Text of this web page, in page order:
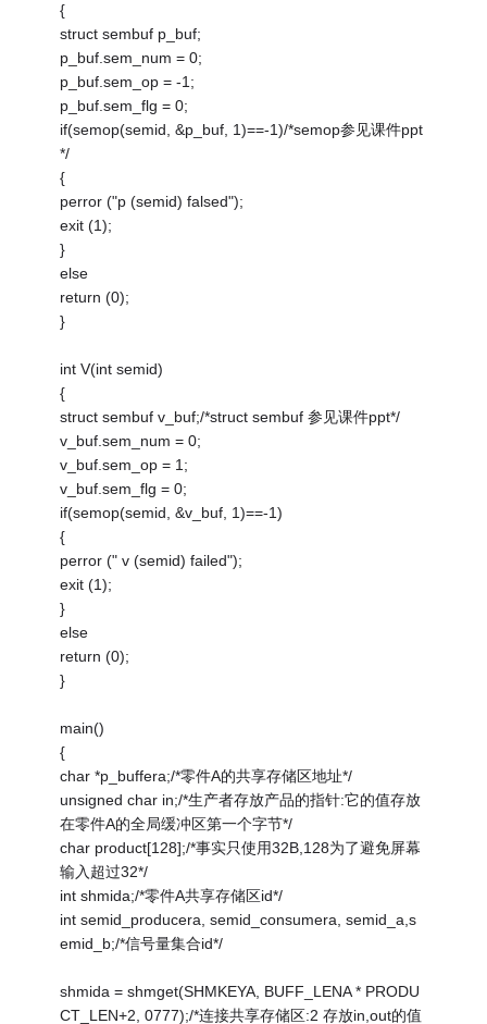
{
struct sembuf p_buf;
p_buf.sem_num = 0;
p_buf.sem_op = -1;
p_buf.sem_flg = 0;
if(semop(semid, &p_buf, 1)==-1)/*semop参见课件ppt
*/
{
perror ("p (semid) falsed");
exit (1);
}
else
return (0);
}
int V(int semid)
{
struct sembuf v_buf;/*struct sembuf 参见课件ppt*/
v_buf.sem_num = 0;
v_buf.sem_op = 1;
v_buf.sem_flg = 0;
if(semop(semid, &v_buf, 1)==-1)
{
perror (" v (semid) failed");
exit (1);
}
else
return (0);
}
main()
{
char *p_buffera;/*零件A的共享存储区地址*/
unsigned char in;/*生产者存放产品的指针:它的值存放
在零件A的全局缓冲区第一个字节*/
char product[128];/*事实只使用32B,128为了避免屏幕
输入超过32*/
int shmida;/*零件A共享存储区id*/
int semid_producera, semid_consumera, semid_a,s
emid_b;/*信号量集合id*/
shmida = shmget(SHMKEYA, BUFF_LENA * PRODU
CT_LEN+2, 0777);/*连接共享存储区:2 存放in,out的值